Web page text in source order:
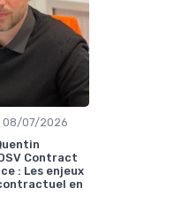
08/07/2026
Contract
: Les enjeux
en